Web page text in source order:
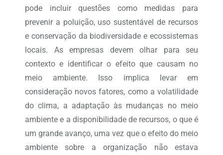
pode incluir questões como medidas para
prevenir a poluição, uso sustentável de recursos
e conservação da biodiversidade e ecossistemas
locais. As empresas devem olhar para seu
contexto e identificar o efeito que causam no
meio ambiente. Isso implica levar em
consideração novos fatores, como a volatilidade
do clima, a adaptação às mudanças no meio
ambiente e a disponibilidade de recursos, o que é
um grande avanço, uma vez que o efeito do meio
ambiente sobre a organização não estava